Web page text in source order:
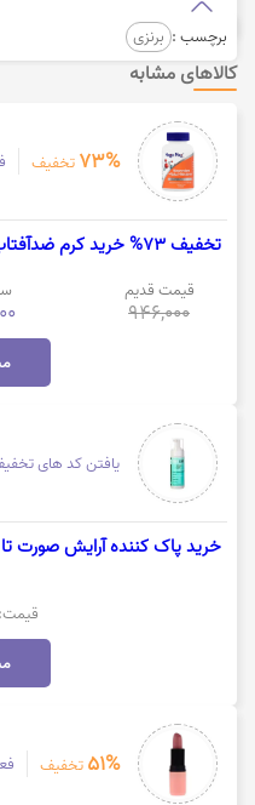
برچسب : برنزی
کالاهای مشابه
73% تخفیف
تخفیف 73% خرید کرم ضدآفتاب
قیمت قدیم
946,000
یافتن کد های
خرید پاک کننده آرایش صورت تا 0% تخفیف
قیمت:
51% تخفیف